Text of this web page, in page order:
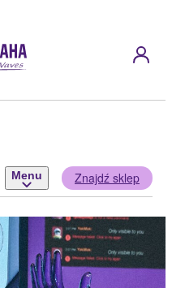
Menu Znajdź sklep